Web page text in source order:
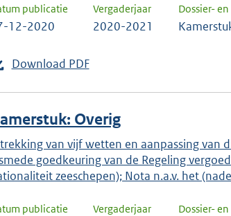
publicatie
12-2020
Vergaderjaar
2020-2021
Dossier-
Download PDF
Overig
van vijf wetten en aanpassing van
goedkeuring van de Regeling
zeeschepen); Nota n.a.v. het
publicatie Vergaderjaar Dossier-